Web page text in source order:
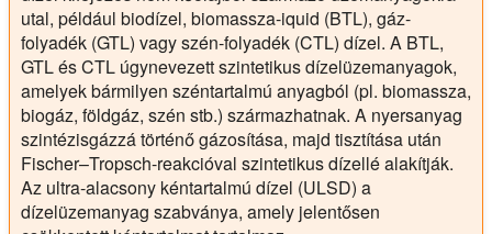
utal, például biodízel, biomassza-iquid (BTL), gáz-
folyadék (GTL) vagy szén-folyadék (CTL) dízel. A BTL,
GTL és CTL úgynevezett szintetikus dízelüzemanyagok,
amelyek bármilyen széntartalmú anyagból (pl. biomassza,
biogáz, földgáz, szén stb.) származhatnak. A nyersanyag
szintézisgázzá történő gázosítása, majd tisztítása után
Fischer–Tropsch-reakcióval szintetikus dízellé alakítják.
Az ultra-alacsony kéntartalmú dízel (ULSD) a
dízelüzemanyag szabványa, amely jelentősen